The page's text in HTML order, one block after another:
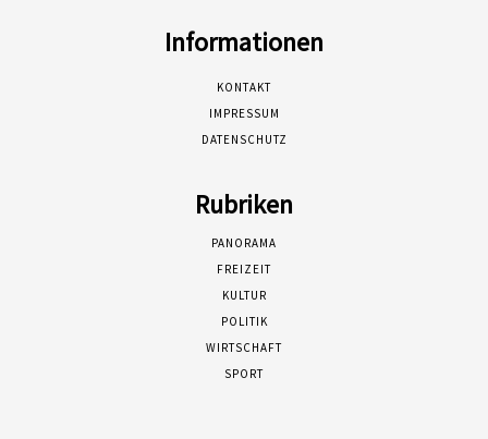
Informationen
KONTAKT
IMPRESSUM
DATENSCHUTZ
Rubriken
PANORAMA
FREIZEIT
KULTUR
POLITIK
WIRTSCHAFT
SPORT